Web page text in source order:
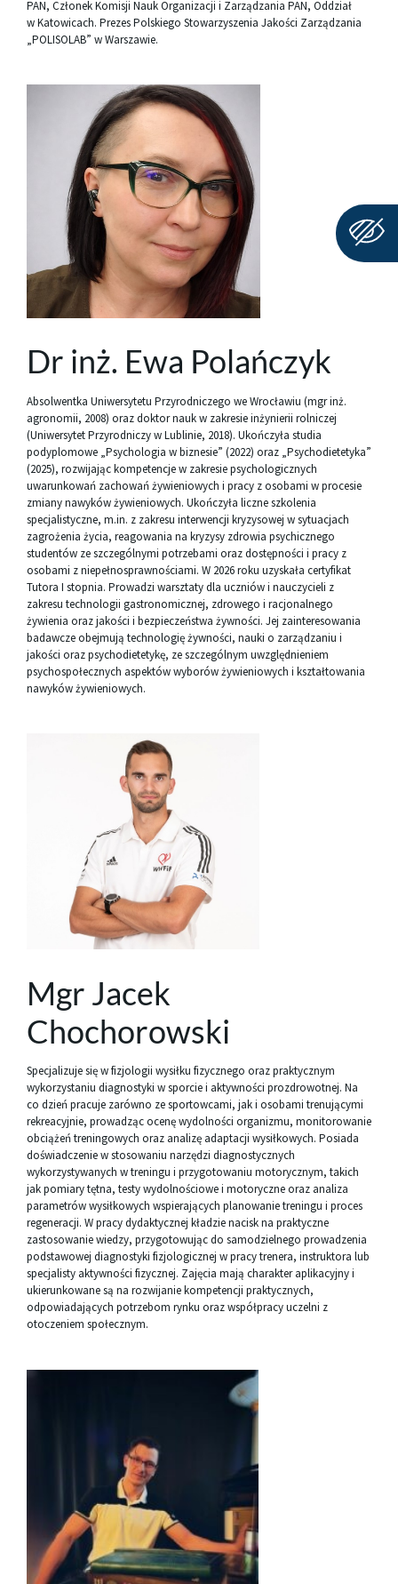
PAN, Członek Komisji Nauk Organizacji i Zarządzania PAN, Oddział
w Katowicach. Prezes Polskiego Stowarzyszenia Jakości Zarządzania
„POLISOLAB” w Warszawie.
Dr inż. Ewa Polańczyk
Absolwentka Uniwersytetu Przyrodniczego we Wrocławiu (mgr inż.
agronomii, 2008) oraz doktor nauk w zakresie inżynierii rolniczej
(Uniwersytet Przyrodniczy w Lublinie, 2018). Ukończyła studia
podyplomowe „Psychologia w biznesie” (2022) oraz „Psychodietetyka”
(2025), rozwijając kompetencje w zakresie psychologicznych
uwarunkowań zachowań żywieniowych i pracy z osobami w procesie
zmiany nawyków żywieniowych. Ukończyła liczne szkolenia
specjalistyczne, m.in. z zakresu interwencji kryzysowej w sytuacjach
zagrożenia życia, reagowania na kryzysy zdrowia psychicznego
studentów ze szczególnymi potrzebami oraz dostępności i pracy z
osobami z niepełnosprawnościami. W 2026 roku uzyskała certyfikat
Tutora I stopnia. Prowadzi warsztaty dla uczniów i nauczycieli z
zakresu technologii gastronomicznej, zdrowego i racjonalnego
żywienia oraz jakości i bezpieczeństwa żywności. Jej zainteresowania
badawcze obejmują technologię żywności, nauki o zarządzaniu i
jakości oraz psychodietetykę, ze szczególnym uwzględnieniem
psychospołecznych aspektów wyborów żywieniowych i kształtowania
nawyków żywieniowych.
Mgr Jacek
Chochorowski
Specjalizuje się w fizjologii wysiłku fizycznego oraz praktycznym
wykorzystaniu diagnostyki w sporcie i aktywności prozdrowotnej. Na
co dzień pracuje zarówno ze sportowcami, jak i osobami trenującymi
rekreacyjnie, prowadząc ocenę wydolności organizmu, monitorowanie
obciążeń treningowych oraz analizę adaptacji wysiłkowych. Posiada
doświadczenie w stosowaniu narzędzi diagnostycznych
wykorzystywanych w treningu i przygotowaniu motorycznym, takich
jak pomiary tętna, testy wydolnościowe i motoryczne oraz analiza
parametrów wysiłkowych wspierających planowanie treningu i proces
regeneracji. W pracy dydaktycznej kładzie nacisk na praktyczne
zastosowanie wiedzy, przygotowując do samodzielnego prowadzenia
podstawowej diagnostyki fizjologicznej w pracy trenera, instruktora lub
specjalisty aktywności fizycznej. Zajęcia mają charakter aplikacyjny i
ukierunkowane są na rozwijanie kompetencji praktycznych,
odpowiadających potrzebom rynku oraz współpracy uczelni z
otoczeniem społecznym.